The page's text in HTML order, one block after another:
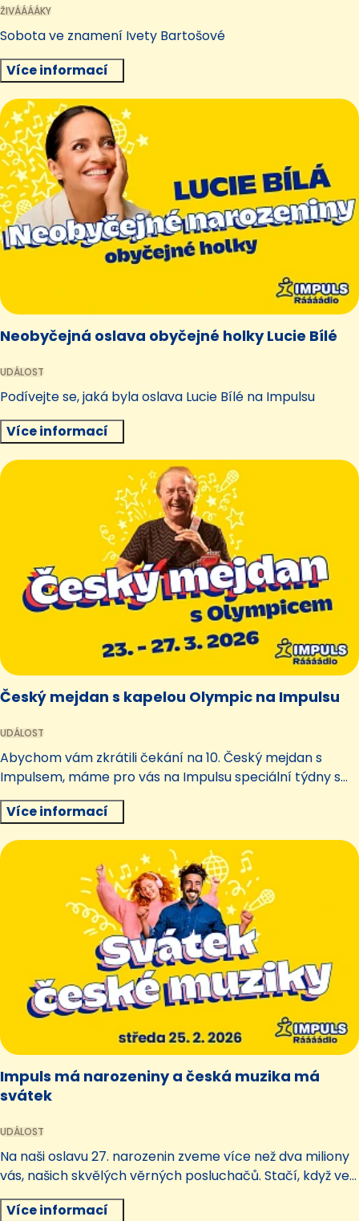
ŽIVÁÁÁÁKY
Sobota ve znamení Ivety Bartošové
Více informací
Neobyčejná oslava obyčejné holky Lucie Bílé
UDÁLOST
Podívejte se, jaká byla oslava Lucie Bílé na Impulsu
Více informací
Český mejdan s kapelou Olympic na Impulsu
UDÁLOST
Abychom vám zkrátili čekání na 10. Český mejdan s
Impulsem, máme pro vás na Impulsu speciální týdny s
našimi letošními interprety.
Více informací
Impuls má narozeniny a česká muzika má
svátek
UDÁLOST
Na naši oslavu 27. narozenin zveme více než dva miliony
vás, našich skvělých věrných posluchačů. Stačí, když ve
středu 25. února, naladíte Impuls už od rána.
Více informací